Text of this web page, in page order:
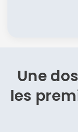
Une
les